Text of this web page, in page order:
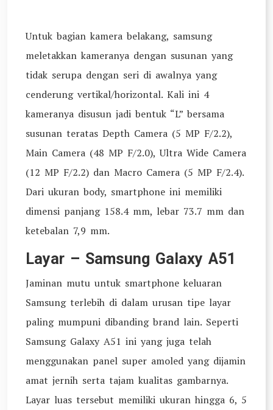
Untuk bagian kamera belakang, samsung
meletakkan kameranya dengan susunan yang
tidak serupa dengan seri di awalnya yang
cenderung vertikal/horizontal. Kali ini 4
kameranya disusun jadi bentuk “L” bersama
susunan teratas Depth Camera (5 MP F/2.2),
Main Camera (48 MP F/2.0), Ultra Wide Camera
(12 MP F/2.2) dan Macro Camera (5 MP F/2.4).
Dari ukuran body, smartphone ini memiliki
dimensi panjang 158.4 mm, lebar 73.7 mm dan
ketebalan 7,9 mm.
Layar – Samsung Galaxy A51
Jaminan mutu untuk smartphone keluaran
Samsung terlebih di dalam urusan tipe layar
paling mumpuni dibanding brand lain. Seperti
Samsung Galaxy A51 ini yang juga telah
menggunakan panel super amoled yang dijamin
amat jernih serta tajam kualitas gambarnya.
Layar luas tersebut memiliki ukuran hingga 6, 5